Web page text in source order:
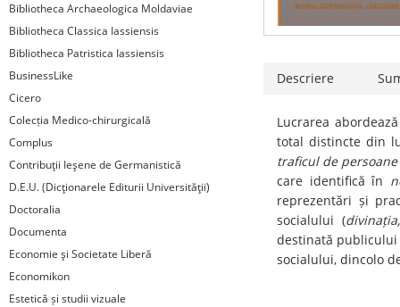
Bibliotheca Archaeologica Moldaviae
Bibliotheca Classica Iassiensis
Bibliotheca Patristica Iassiensis
BusinessLike
Cicero
Colecția Medico-chirurgicală
Complus
Contribuţii Ieşene de Germanistică
D.E.U. (Dicţionarele Editurii Universităţii)
Doctoralia
Documenta
Economie şi Societate Liberă
Economikon
Estetică și studii vizuale
Descriere
Lucrarea
total distincte din
traficul de persoane
care identifică în
reprezentări și
socialului (
destinată publicului
socialului, dincolo